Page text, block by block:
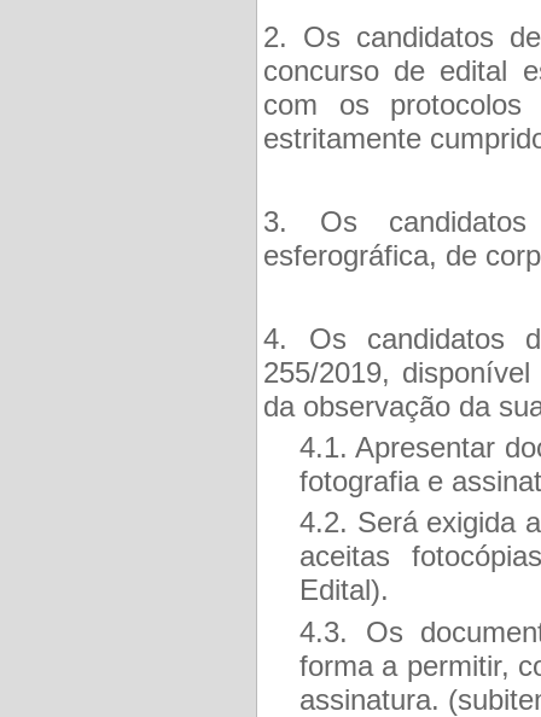
2. Os candidatos
concurso de edital
com os protocolos
estritamente
3. Os candidatos
esferográfica, de
4. Os candidatos
255/2019,
da observação da
4.1. Apresentar
fotografia e
4.2. Será exigida
aceitas
Edital).
4.3. Os
forma a permitir,
assinatura.